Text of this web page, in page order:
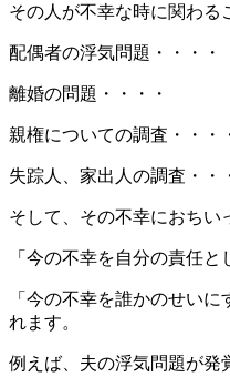
その人が不幸な時に関わる
配偶者の浮気問題・・・・
離婚の問題・・・・
親権についての調査・・・
失踪人、家出人の調査・
そして、その不幸におちい
「今の不幸を自分の責任と
「今の不幸を誰かのせい
れます。
例えば、夫の浮気問題が発